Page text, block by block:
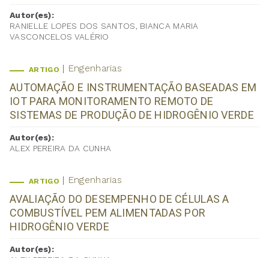
Autor(es):
RANIELLE LOPES DOS SANTOS, BIANCA MARIA
VASCONCELOS VALÉRIO
ARTIGO Engenharias
AUTOMAÇÃO E INSTRUMENTAÇÃO BASEADAS EM
IOT PARA MONITORAMENTO REMOTO DE
SISTEMAS DE PRODUÇÃO DE HIDROGÊNIO VERDE
Autor(es):
ALEX PEREIRA DA CUNHA
ARTIGO Engenharias
AVALIAÇÃO DO DESEMPENHO DE CÉLULAS A
COMBUSTÍVEL PEM ALIMENTADAS POR
HIDROGÊNIO VERDE
Autor(es):